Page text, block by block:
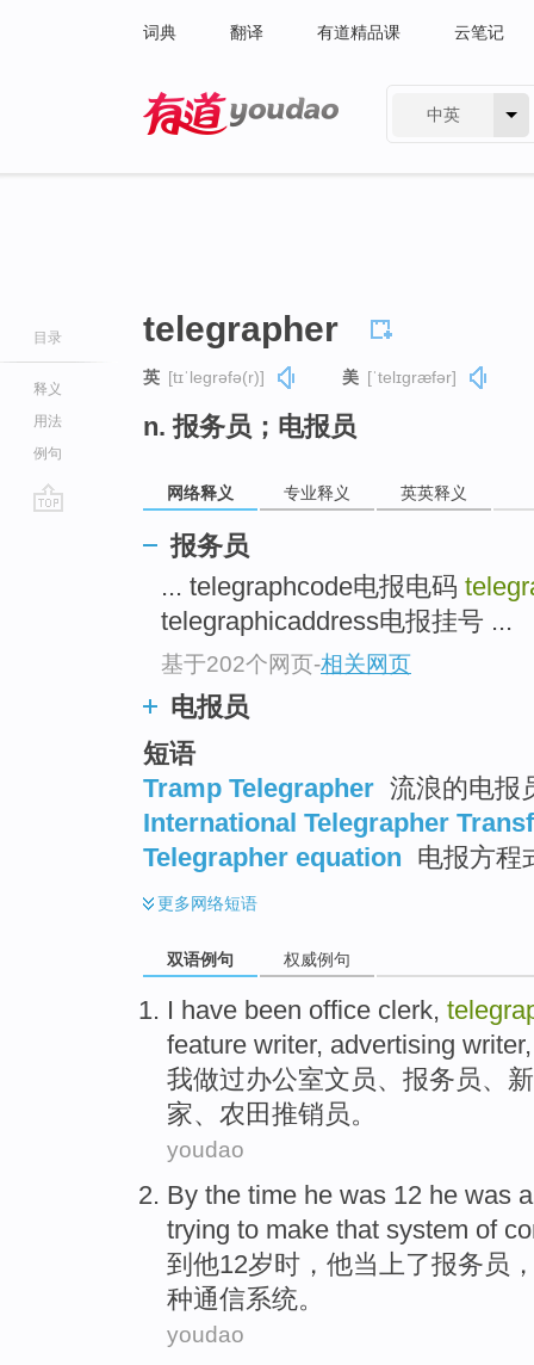
词典 翻译 有道精品课 云笔记
中英
目录
释义
用法
例句
telegrapher
英 [tɪˈleɡrəfə(r)] 美 [ˈtelɪɡræfər]
n. 报务员；电报员
网络释义 专业释义 英英释义
报务员
... telegraphcode电报电码
telegraphicaddress电报挂号 ...
基于202个网页-相关网页
电报员
短语
Tramp Telegrapher 流浪的电报
International Telegrapher
Telegrapher equation 电报方程
更多网络短语
双语例句 权威例句
I have been office clerk,
feature writer, advertising
我做过办公室文员、 报务员、
家、 农田 推销员。
youdao
By the time he was 12 he was
trying to make that system of
到 他12岁时 ，他当上了报务员
种通信系统。
youdao